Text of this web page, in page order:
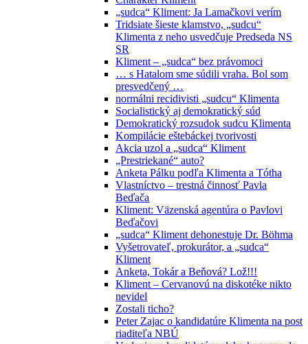
„sudca“ Kliment: Ja Lamačkovi verím
Tridsiate šieste klamstvo, „sudcu“
Klimenta z neho usvedčuje Predseda NS
SR
Kliment – „sudca“ bez právomoci
… s Hatalom sme súdili vraha. Bol som
presvedčený …
normálni recidivisti „sudcu“ Klimenta
Socialistický aj demokratický súd
Demokratický rozsudok sudcu Klimenta
Kompilácie eštebáckej tvorivosti
Akcia uzol a „sudca“ Kliment
„Prestriekané“ auto?
Anketa Pálku podľa Klimenta a Tótha
Vlastníctvo – trestná činnosť Pavla
Beďača
Kliment: Väzenská agentúra o Pavlovi
Beďačovi
„sudca“ Kliment dehonestuje Dr. Böhma
Vyšetrovateľ, prokurátor, a „sudca“
Kliment
Anketa, Tokár a Beňová? Lož!!!
Kliment – Cervanovú na diskotéke nikto
nevidel
Zostali ticho?
Peter Zajac o kandidatúre Klimenta na post
riaditeľa NBÚ